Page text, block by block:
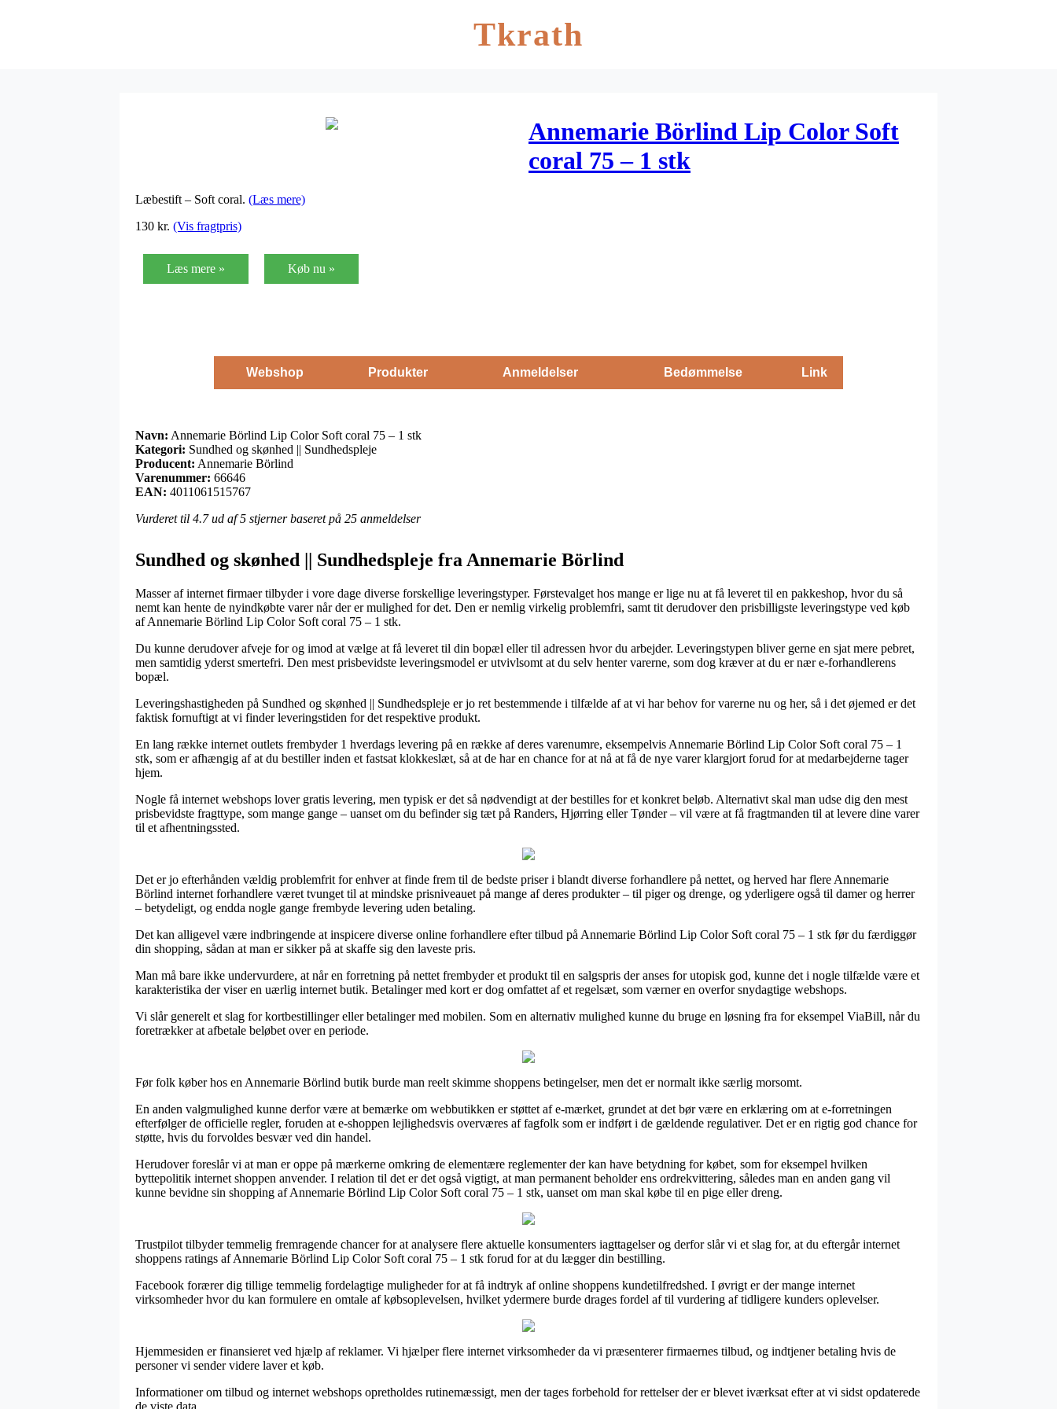
Tkrath
Annemarie Börlind Lip Color Soft
coral 75 – 1 stk
Læbestift – Soft coral. (Læs mere)
130 kr. (Vis fragtpris)
Læs mere » Køb nu »
Webshop Produkter Anmeldelser Bedømmelse Link
Navn: Annemarie Börlind Lip Color Soft coral 75 – 1 stk
Kategori: Sundhed og skønhed || Sundhedspleje
Producent: Annemarie Börlind
Varenummer: 66646
EAN: 4011061515767
Vurderet til 4.7ud af 5 stjerner baseret på 25 anmeldelser
Sundhed og skønhed || Sundhedspleje fra Annemarie Börlind
Masser af internet firmaer tilbyder i vore dage diverse forskellige leveringstyper. Førstevalget hos mange er lige nu at få leveret til en pakkeshop, hvor du så
nemt kan hente de nyindkøbte varer når der er mulighed for det. Den er nemlig virkelig problemfri, samt tit derudover den prisbilligste leveringstype ved køb
af Annemarie Börlind Lip Color Soft coral 75 – 1 stk.
Du kunne derudover afveje for og imod at vælge at få leveret til din bopæl eller til adressen hvor du arbejder. Leveringstypen bliver gerne en sjat mere pebret,
men samtidig yderst smertefri. Den mest prisbevidste leveringsmodel er utvivlsomt at du selv henter varerne, som dog kræver at du er nær e-forhandlerens
bopæl.
Leveringshastigheden på Sundhed og skønhed || Sundhedspleje er jo ret bestemmende i tilfælde af at vi har behov for varerne nu og her, så i det øjemed er det
faktisk fornuftigt at vi finder leveringstiden for det respektive produkt.
En lang række internet outlets frembyder 1 hverdags levering på en række af deres varenumre, eksempelvis Annemarie Börlind Lip Color Soft coral 75 – 1
stk, som er afhængig af at du bestiller inden et fastsat klokkeslæt, så at de har en chance for at nå at få de nye varer klargjort forud for at medarbejderne tager
hjem.
Nogle få internet webshops lover gratis levering, men typisk er det så nødvendigt at der bestilles for et konkret beløb. Alternativt skal man udse dig den mest
prisbevidste fragttype, som mange gange – uanset om du befinder sig tæt på Randers, Hjørring eller Tønder – vil være at få fragtmanden til at levere dine varer
til et afhentningssted.
Det er jo efterhånden vældig problemfrit for enhver at finde frem til de bedste priser i blandt diverse forhandlere på nettet, og herved har flere Annemarie
Börlind internet forhandlere været tvunget til at mindske prisniveauet på mange af deres produkter – til piger og drenge, og yderligere også til damer og herrer
– betydeligt, og endda nogle gange frembyde levering uden betaling.
Det kan alligevel være indbringende at inspicere diverse online forhandlere efter tilbud på Annemarie Börlind Lip Color Soft coral 75 – 1 stk før du færdiggør
din shopping, sådan at man er sikker på at skaffe sig den laveste pris.
Man må bare ikke undervurdere, at når en forretning på nettet frembyder et produkt til en salgspris der anses for utopisk god, kunne det i nogle tilfælde være et
karakteristika der viser en uærlig internet butik. Betalinger med kort er dog omfattet af et regelsæt, som værner en overfor snydagtige webshops.
Vi slår generelt et slag for kortbestillinger eller betalinger med mobilen. Som en alternativ mulighed kunne du bruge en løsning fra for eksempel ViaBill, når du
foretrækker at afbetale beløbet over en periode.
Før folk køber hos en Annemarie Börlind butik burde man reelt skimme shoppens betingelser, men det er normalt ikke særlig morsomt.
En anden valgmulighed kunne derfor være at bemærke om webbutikken er støttet af e-mærket, grundet at det bør være en erklæring om at e-forretningen
efterfølger de officielle regler, foruden at e-shoppen lejlighedsvis overværes af fagfolk som er indført i de gældende regulativer. Det er en rigtig god chance for
støtte, hvis du forvoldes besvær ved din handel.
Herudover foreslår vi at man er oppe på mærkerne omkring de elementære reglementer der kan have betydning for købet, som for eksempel hvilken
byttepolitik internet shoppen anvender. I relation til det er det også vigtigt, at man permanent beholder ens ordrekvittering, således man en anden gang vil
kunne bevidne sin shopping af Annemarie Börlind Lip Color Soft coral 75 – 1 stk, uanset om man skal købe til en pige eller dreng.
Trustpilot tilbyder temmelig fremragende chancer for at analysere flere aktuelle konsumenters iagttagelser og derfor slår vi et slag for, at du eftergår internet
shoppens ratings af Annemarie Börlind Lip Color Soft coral 75 – 1 stk forud for at du lægger din bestilling.
Facebook forærer dig tillige temmelig fordelagtige muligheder for at få indtryk af online shoppens kundetilfredshed. I øvrigt er der mange internet
virksomheder hvor du kan formulere en omtale af købsoplevelsen, hvilket ydermere burde drages fordel af til vurdering af tidligere kunders oplevelser.
Hjemmesiden er finansieret ved hjælp af reklamer. Vi hjælper flere internet virksomheder da vi præsenterer firmaernes tilbud, og indtjener betaling hvis de
personer vi sender videre laver et køb.
Informationer om tilbud og internet webshops opretholdes rutinemæssigt, men der tages forbehold for rettelser der er blevet iværksat efter at vi sidst opdaterede
de viste data.